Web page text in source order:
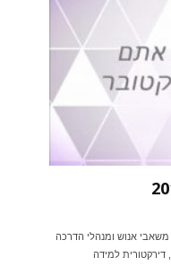
לכנס ההדרכה השנתי 2018 למנהלי משאבי אנוש ומנהלי הדרכה
דירקטורית למידה